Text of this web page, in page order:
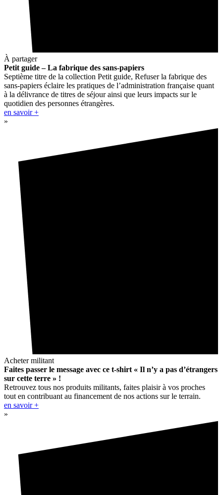
À partager
Petit guide – La fabrique des sans-papiers
Septième titre de la collection Petit guide, Refuser la fabrique des
sans-papiers éclaire les pratiques de l’administration française quant
à la délivrance de titres de séjour ainsi que leurs impacts sur le
quotidien des personnes étrangères.
en savoir +
»
Acheter militant
Faites passer le message avec ce t-shirt « Il n’y a pas d’étrangers
sur cette terre » !
Retrouvez tous nos produits militants, faites plaisir à vos proches
tout en contribuant au financement de nos actions sur le terrain.
en savoir +
»